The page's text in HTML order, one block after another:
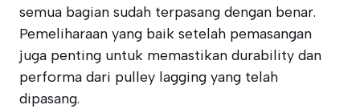
semua bagian sudah terpasang dengan benar.
Pemeliharaan yang baik setelah pemasangan
juga penting untuk memastikan durability dan
performa dari pulley lagging yang telah
dipasang.